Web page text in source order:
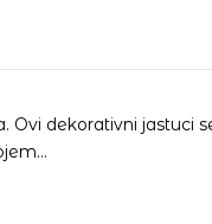
Ovi dekorativni jastuci